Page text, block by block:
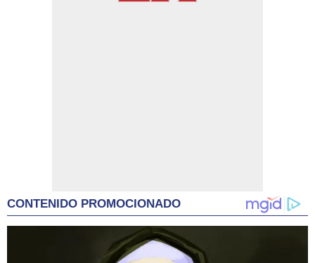
CONTENIDO PROMOCIONADO